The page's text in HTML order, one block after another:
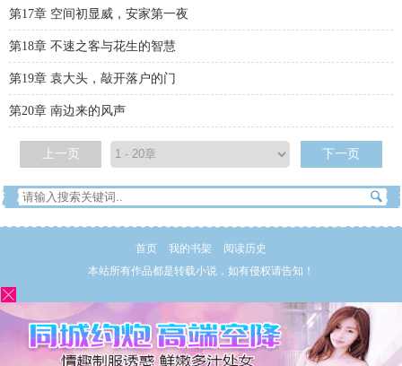
第17章 空间初显威，安家第一夜
第18章 不速之客与花生的智慧
第19章 袁大头，敲开落户的门
第20章 南边来的风声
上一页 下一页
首页 我的书架
阅读历史
本站所有作品都是转载小说，如有侵权请告知！